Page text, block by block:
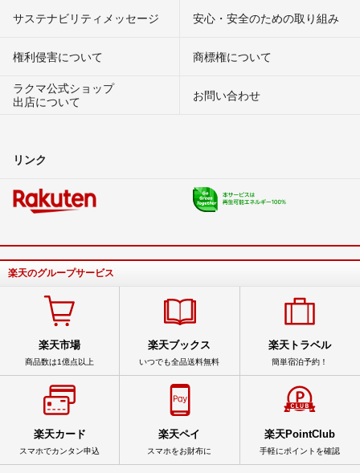
サステナビリティメッセージ 安心・安全のための取り組み
権利侵害について
商標権について
ラクマ公式ショップ
出店について
お問い合わせ
リンク
楽天のグループサービス
楽天市場
商品数は1億点以上
楽天ブックス
いつでも全品送料無料
楽天トラベル
簡単宿泊予約！
楽天カード
スマホでカンタン申込
楽天ペイ
スマホをお財布に
楽天PointClub
手軽にポイントを確認